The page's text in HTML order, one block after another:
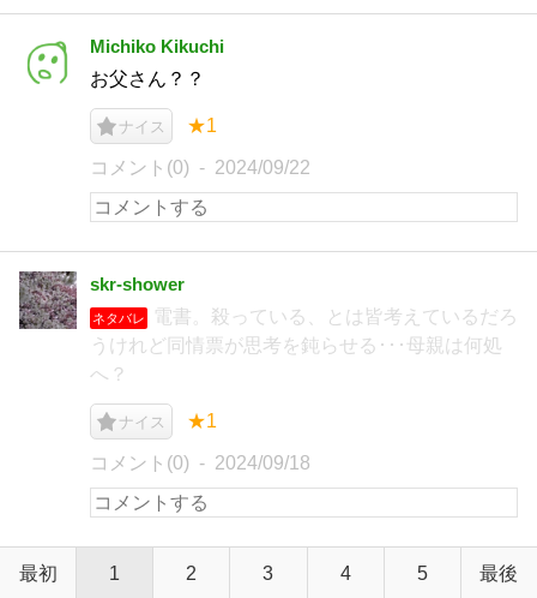
Michiko Kikuchi
お父さん？？
ナイス ★1
コメント(0) 2024/09/22
skr-shower
ネタバレ
電書。殺っている、とは皆考えているだろ
うけれど同情票が思考を鈍らせる･･･母親は何処
へ？
ナイス ★1
コメント(0) 2024/09/18
最初 1 2 3 4 5 最後